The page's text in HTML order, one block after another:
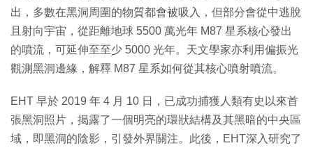
出，多數在黑洞周圍的物質都會被吸入，但部分會從中逃脫
且射向宇宙，從距離地球 5500 萬光年 M87 星系核心發出
的噴流，可延伸至至少 5000 光年。天文學家亦利用偏振光
觀測黑洞邊緣，解釋 M87 星系如何從其核心噴射噴流。
EHT 早於 2019 年 4 月 10 日，已成功捕獲人類有史以來首
張黑洞照片，揭露了一個明亮的環狀結構及其黑暗的中央區
域，即黑洞的陰影，引發外界關注。此後，EHT深入研究了